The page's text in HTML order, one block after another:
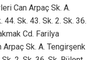
Can Arpaç Sk. A.
44. Sk. 43. Sk. 2. Sk. 36.
Cd. Farilya
Sk. A. Tengirşenk